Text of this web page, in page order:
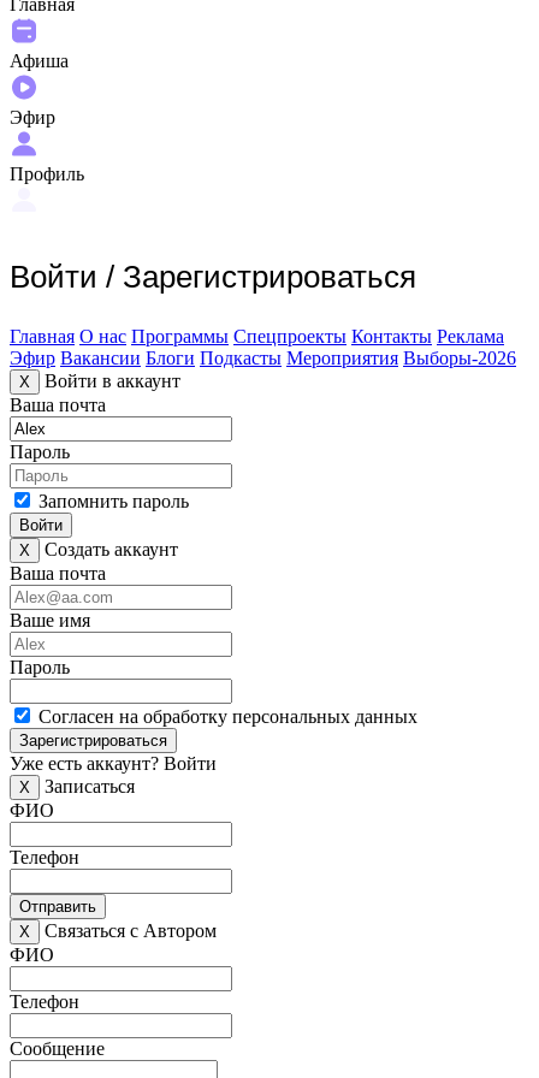
Афиша
Эфир
Профиль
Войти / Зарегистрироваться
Главная О нас Программы Спецпроекты Контакты Реклама
Эфир Вакансии Блоги Подкасты Мероприятия Выборы-2026
X
Войти в аккаунт
Ваша почта
Пароль
Запомнить пароль
Войти
X
Создать аккаунт
Ваша почта
Ваше имя
Пароль
Согласен на обработку персональных данных
Зарегистрироваться
Уже есть аккаунт? Войти
X
Записаться
ФИО
Телефон
Отправить
X
Связаться с Автором
ФИО
Телефон
Сообщение